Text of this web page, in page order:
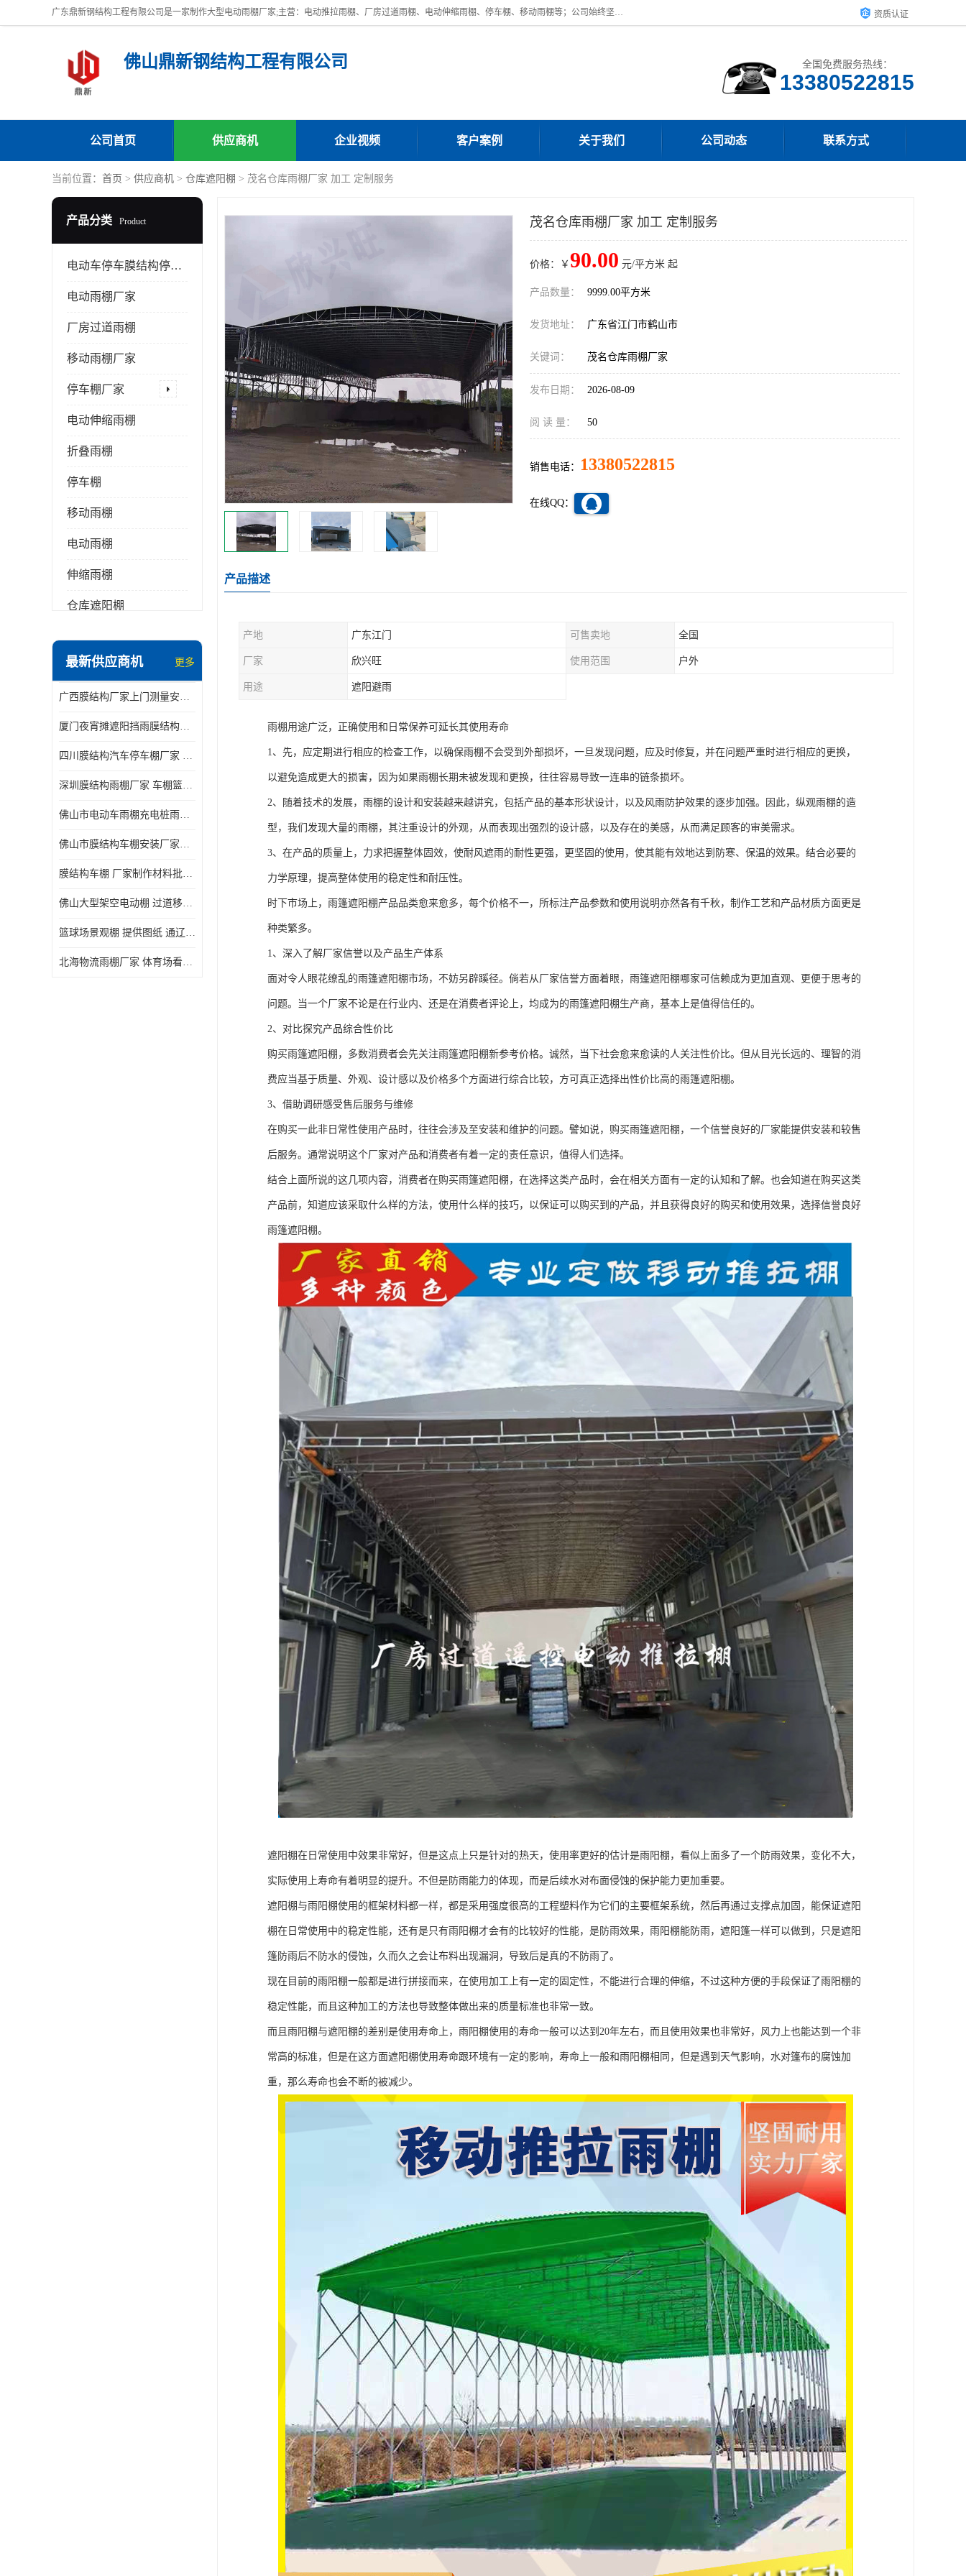
广东鼎新钢结构工程有限公司是一家制作大型电动雨棚厂家;主营：电动推拉雨棚、厂房过道雨棚、电动伸缩雨棚、停车棚、移动雨棚等；公司始终坚持结构创新,品质优越,美观形象,且售后服务好。公司充分吸纳当今休闲用品的前端技术和风格,为您带来质价相宜,时尚典雅的各种户外用品, 资质认证
佛山鼎新钢结构工程有限公司 全国免费服务热线：
13380522815
公司首页 供应商机 企业视频 客户案例 关于我们 公司动态 联系方式
当前位置： 首页 > 供应商机 > 仓库遮阳棚 > 茂名仓库雨棚厂家 加工 定制服务
产品分类 Product
电动车停车膜结构停车棚
电动雨棚厂家
厂房过道雨棚
移动雨棚厂家
停车棚厂家
电动伸缩雨棚
折叠雨棚
停车棚
移动雨棚
电动雨棚
伸缩雨棚
仓库遮阳棚
电动推拉雨棚
膜结构停景观棚
最新供应商机 更多
广西膜结构厂家上门测量安装发货，厂家发货没有差价
厦门夜宵摊遮阳挡雨膜结构雨棚设计 上门测量 款式多
四川膜结构汽车停车棚厂家 款式多 提供报价
深圳膜结构雨棚厂家 车棚篮球场体育看台 规格多样
佛山市电动车雨棚充电桩雨棚小区电动车棚
佛山市膜结构车棚安装厂家发货安装
膜结构车棚 厂家制作材料批发安装一体式工厂
佛山大型架空电动棚 过道移动雨蓬 屋轨道悬空棚免费测量
篮球场景观棚 提供图纸 通辽膜结构厂家
北海物流雨棚厂家 体育场看台雨棚 价格优惠
茂名仓库雨棚厂家 加工 定制服务
价格：￥ 90.00 元/平方米 起
产品数量： 9999.00平方米
发货地址： 广东省江门市鹤山市
关键词： 茂名仓库雨棚厂家
发布日期： 2026-08-09
阅 读 量： 50
销售电话： 13380522815
在线QQ：
产品描述
产地 广东江门 可售卖地 全国
厂家 欣兴旺 使用范围 户外
用途 遮阳避雨
雨棚用途广泛，正确使用和日常保养可延长其使用寿命
1、先，应定期进行相应的检查工作，以确保雨棚不会受到外部损坏，一旦发现问题，应及时修复，并在问题严重时进行相应的更换，
以避免造成更大的损害，因为如果雨棚长期未被发现和更换，往往容易导致一连串的链条损坏。
2、随着技术的发展，雨棚的设计和安装越来越讲究，包括产品的基本形状设计，以及风雨防护效果的逐步加强。因此，纵观雨棚的造
型，我们发现大量的雨棚，其注重设计的外观，从而表现出强烈的设计感，以及存在的美感，从而满足顾客的审美需求。
3、在产品的质量上，力求把握整体固效，使耐风遮雨的耐性更强，更坚固的使用，使其能有效地达到防寒、保温的效果。结合必要的
力学原理，提高整体使用的稳定性和耐压性。
时下市场上，雨篷遮阳棚产品品类愈来愈多，每个价格不一，所标注产品参数和使用说明亦然各有千秋，制作工艺和产品材质方面更是
种类繁多。
1、深入了解厂家信誉以及产品生产体系
面对令人眼花缭乱的雨篷遮阳棚市场，不妨另辟蹊径。倘若从厂家信誉方面着眼，雨篷遮阳棚哪家可信赖成为更加直观、更便于思考的
问题。当一个厂家不论是在行业内、还是在消费者评论上，均成为的雨篷遮阳棚生产商，基本上是值得信任的。
2、对比探究产品综合性价比
购买雨篷遮阳棚，多数消费者会先关注雨篷遮阳棚新参考价格。诚然，当下社会愈来愈读的人关注性价比。但从目光长远的、理智的消
费应当基于质量、外观、设计感以及价格多个方面进行综合比较，方可真正选择出性价比高的雨篷遮阳棚。
3、借助调研感受售后服务与维修
在购买一此非日常性使用产品时，往往会涉及至安装和维护的问题。譬如说，购买雨篷遮阳棚，一个信誉良好的厂家能提供安装和较售
后服务。通常说明这个厂家对产品和消费者有着一定的责任意识，值得人们选择。
结合上面所说的这几项内容，消费者在购买雨篷遮阳棚，在选择这类产品时，会在相关方面有一定的认知和了解。也会知道在购买这类
产品前，知道应该采取什么样的方法，使用什么样的技巧，以保证可以购买到的产品，并且获得良好的购买和使用效果，选择信誉良好
雨篷遮阳棚。
遮阳棚在日常使用中效果非常好，但是这点上只是针对的热天，使用率更好的估计是雨阳棚，看似上面多了一个防雨效果，变化不大，
实际使用上寿命有着明显的提升。不但是防雨能力的体现，而是后续水对布面侵蚀的保护能力更加重要。
遮阳棚与雨阳棚使用的框架材料都一样，都是采用强度很高的工程塑料作为它们的主要框架系统，然后再通过支撑点加固，能保证遮阳
棚在日常使用中的稳定性能，还有是只有雨阳棚才会有的比较好的性能，是防雨效果，雨阳棚能防雨，遮阳篷一样可以做到，只是遮阳
篷防雨后不防水的侵蚀，久而久之会让布料出现漏洞，导致后是真的不防雨了。
现在目前的雨阳棚一般都是进行拼接而来，在使用加工上有一定的固定性，不能进行合理的伸缩，不过这种方便的手段保证了雨阳棚的
稳定性能，而且这种加工的方法也导致整体做出来的质量标准也非常一致。
而且雨阳棚与遮阳棚的差别是使用寿命上，雨阳棚使用的寿命一般可以达到20年左右，而且使用效果也非常好，风力上也能达到一个非
常高的标准，但是在这方面遮阳棚使用寿命跟环境有一定的影响，寿命上一般和雨阳棚相同，但是遇到天气影响，水对篷布的腐蚀加
重，那么寿命也会不断的被减少。